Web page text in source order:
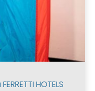
FERRETTI HOTELS